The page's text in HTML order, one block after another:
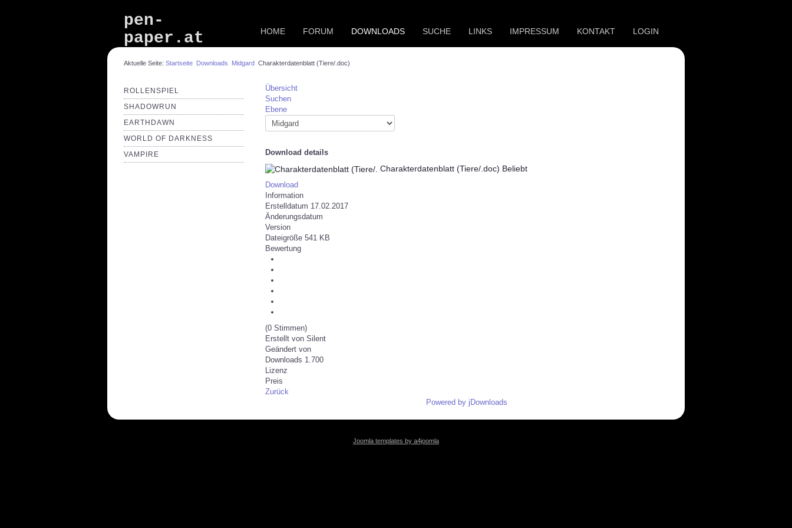
pen-
paper.at
HOME FORUM DOWNLOADS SUCHE LINKS IMPRESSUM KONTAKT LOGIN
Aktuelle Seite: Startseite Downloads Midgard Charakterdatenblatt (Tiere/.doc)
ROLLENSPIEL
SHADOWRUN
EARTHDAWN
WORLD OF DARKNESS
VAMPIRE
Übersicht
Suchen
Ebene
Download details
Charakterdatenblatt (Tiere/.doc) Beliebt
Download
Information
Erstelldatum 17.02.2017
Änderungsdatum
Version
Dateigröße 541 KB
Bewertung
(0 Stimmen)
Erstellt von Silent
Geändert von
Downloads 1.700
Lizenz
Preis
Zurück
Powered by jDownloads
Joomla templates by a4joomla